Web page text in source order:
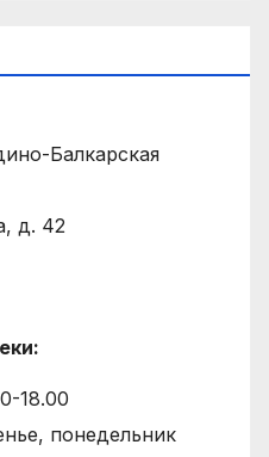
Балкарская
д. 42
18.00
понедельник